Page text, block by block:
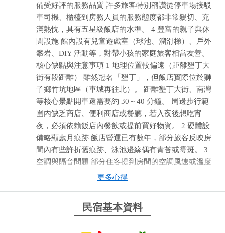
備受好評的服務品質 許多旅客特別稱讚從停車場接駁
車司機、櫃檯到房務人員的服務態度都非常親切、充
滿熱忱，具有五星級飯店的水準。 4 豐富的親子與休
閒設施 館內設有兒童遊戲室（球池、溜滑梯）、戶外
攀岩、DIY 活動等，對帶小孩的家庭旅客相當友善。
核心缺點與注意事項 1 地理位置較偏遠（距離墾丁大
街有段距離） 雖然冠名「墾丁」，但飯店實際位於獅
子鄉竹坑地區（車城再往北）。 距離墾丁大街、南灣
等核心景點開車還需要約 30～40 分鐘。 周邊步行範
圍內缺乏商店、便利商店或餐廳，若入夜後想吃宵
夜，必須依賴飯店內餐飲或提前買好物資。 2 硬體設
備略顯歲月痕跡 飯店營運已有數年，部分旅客反映房
間內有些許折舊痕跡、泳池邊緣偶有青苔或霉斑。 3
空調與隔音問題 部分住客提到房間的空調風速或溫度
較難微調，且風扇聲音稍大；另外，走廊或隔壁房間
更多心得
民宿基本資料